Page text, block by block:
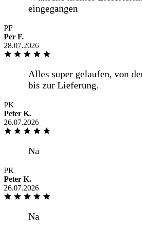
PF
Per F.
28.07.2026
PK
Peter K.
26.07.2026
PK
Peter K.
26.07.2026
Spiegel nach Maß bestellt, hat auf den
mm gepasst, Lieferung über eigenen
Fahrer, sehr freundlich
und gute -online Beratung Sehr zu
Super Ware, Preis-Leistung ordentlich,
Versand deutlich schneller als